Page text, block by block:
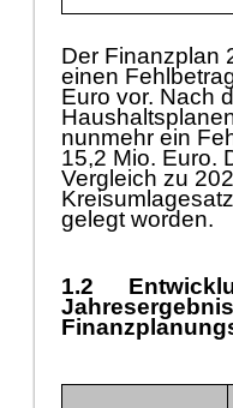
Der Finanzplan
einen
Euro vor. Nach
nunmehr ein
15,2 Mio. Euro.
Vergleich zu
Kreisumlag
gelegt worden.
1.2